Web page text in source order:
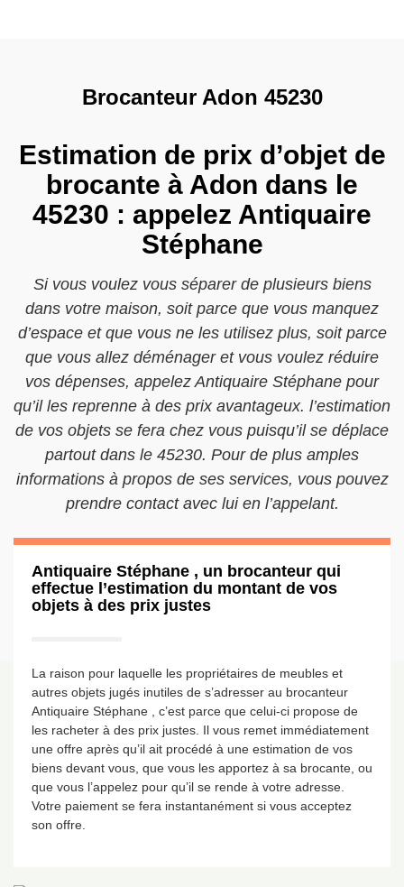
Brocanteur Adon 45230
Estimation de prix d’objet de
brocante à Adon dans le
45230 : appelez Antiquaire
Stéphane
Si vous voulez vous séparer de plusieurs biens
dans votre maison, soit parce que vous manquez
d’espace et que vous ne les utilisez plus, soit parce
que vous allez déménager et vous voulez réduire
vos dépenses, appelez Antiquaire Stéphane pour
qu’il les reprenne à des prix avantageux. l’estimation
de vos objets se fera chez vous puisqu’il se déplace
partout dans le 45230. Pour de plus amples
informations à propos de ses services, vous pouvez
prendre contact avec lui en l’appelant.
Antiquaire Stéphane , un brocanteur qui
effectue l’estimation du montant de vos
objets à des prix justes
La raison pour laquelle les propriétaires de meubles et
autres objets jugés inutiles de s’adresser au brocanteur
Antiquaire Stéphane , c’est parce que celui-ci propose de
les racheter à des prix justes. Il vous remet immédiatement
une offre après qu’il ait procédé à une estimation de vos
biens devant vous, que vous les apportez à sa brocante, ou
que vous l’appelez pour qu’il se rende à votre adresse.
Votre paiement se fera instantanément si vous acceptez
son offre.